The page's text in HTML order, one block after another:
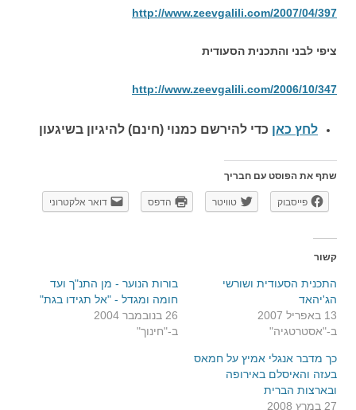
http://www.zeevgalili.com/2007/04/397
ציפי לבני והתכנית הסעודית
http://www.zeevgalili.com/2006/10/347
לחץ כאן כדי להירשם כמנוי (חינם) להיגיון בשיגעון
שתף את הפוסט עם חבריך
פייסבוק טוויטר הדפס דואר אלקטרוני
קשור
התכנית הסעודית ושורשי
הג'יהאד
13 באפריל 2007
ב-"אסטרטגיה"
בורות הנוער - מן התנ"ך ועד
חומה ומגדל - "אל תגידו בגת"
26 בנובמבר 2004
ב-"חינוך"
כך מדבר אנגלי אמיץ על חמאס
בעזה והאיסלם באירופה
ובארצות הברית
27 במרץ 2008